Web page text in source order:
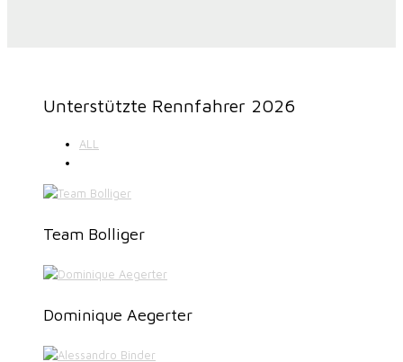
Unterstützte Rennfahrer 2026
ALL
Team Bolliger
Dominique Aegerter